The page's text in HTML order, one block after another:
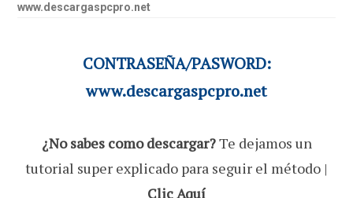
www.descargaspcpro.net
CONTRASEÑA/PASWORD:
www.descargaspcpro.net
¿No sabes como descargar?Te dejamos un
tutorial super explicado para seguir el método |
Clic Aquí